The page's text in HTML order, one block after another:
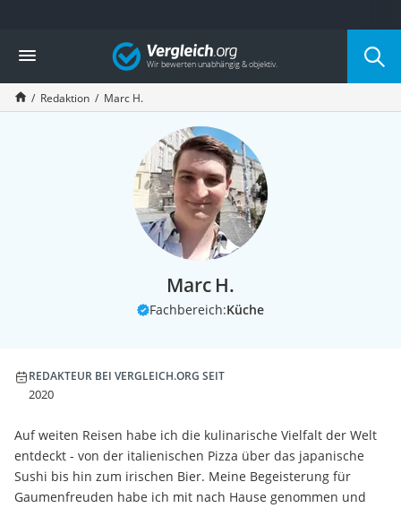
Die beliebtesten Vergleiche nach Kategorie
Service
Vergleich
Redaktion Marc H.
Marc H.
Fachbereich:Küche
REDAKTEUR BEI VERGLEICH.ORG SEIT
2020
Auf weiten Reisen habe ich die kulinarische Vielfalt der Welt
entdeckt - von der italienischen Pizza über das japanische
Sushi bis hin zum irischen Bier. Meine Begeisterung für
Gaumenfreuden habe ich mit nach Hause genommen und